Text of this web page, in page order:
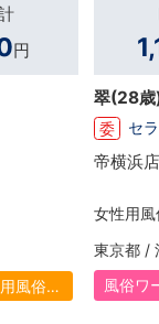
給与合計
ト
ト
頑張れば頑張る
がいがあります。
か月ですが、先
さんからのサポ
ーもあり成長で
があります。も
指していこうと
・三宮
女性用風俗